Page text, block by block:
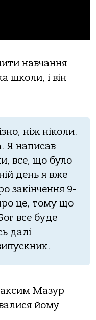
навчання
школи, і він
ніж ніколи.
Я написав
все, що було
день я вже
закінчення 9-
це, тому що
все буде
далі
Мазур
йому